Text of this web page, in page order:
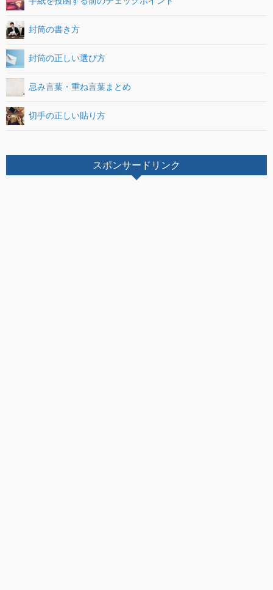
封筒の書き方
封筒の正しい選び方
忌み言葉・重ね言葉まとめ
切手の正しい貼り方
スポンサードリンク